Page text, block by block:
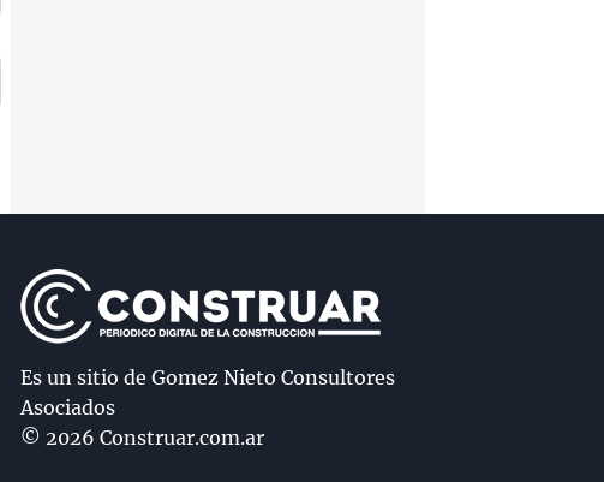
Es un sitio de Gomez Nieto Consultores
Asociados
© 2026 Construar.com.ar